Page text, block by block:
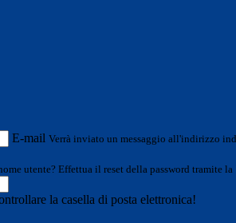
E-mail Verrà inviato un messaggio all'indirizzo
utente? Effettua il reset della password tramite la
la casella di posta elettronica!